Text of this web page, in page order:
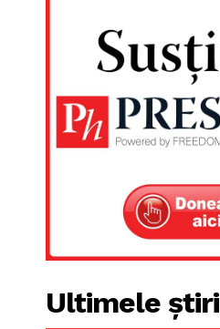
Ultimele știri